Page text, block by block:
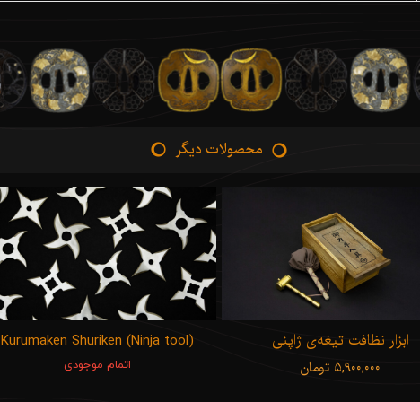
Kurumaken Shuriken (Ninja tool)
اتمام موجودی
ابزار نظافت تیغه‌ی ژاپنی
۵,۹۰۰,۰۰۰ تومان
محصولات دیگر